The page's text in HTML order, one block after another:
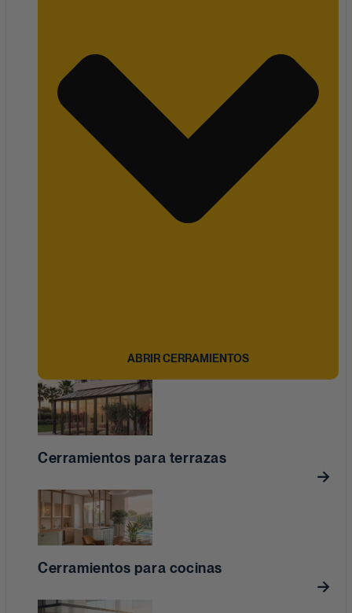
ABRIR CERRAMIENTOS
Cerramientos para terrazas
Cerramientos para cocinas